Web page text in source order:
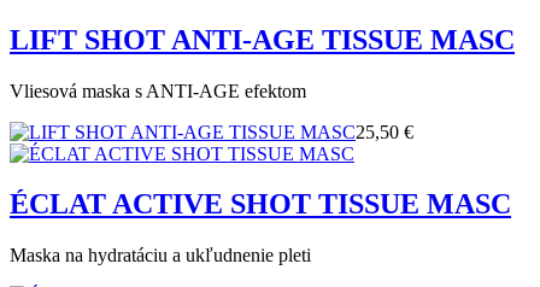
LIFT SHOT ANTI-AGE TISSUE MASC
Vliesová maska s ANTI-AGE efektom
25,50 €
ÉCLAT ACTIVE SHOT TISSUE MASC
Maska na hydratáciu a ukľudnenie pleti